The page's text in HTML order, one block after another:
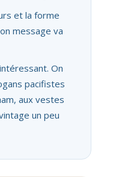
et la forme
message va
On
pacifistes
aux vestes
un peu